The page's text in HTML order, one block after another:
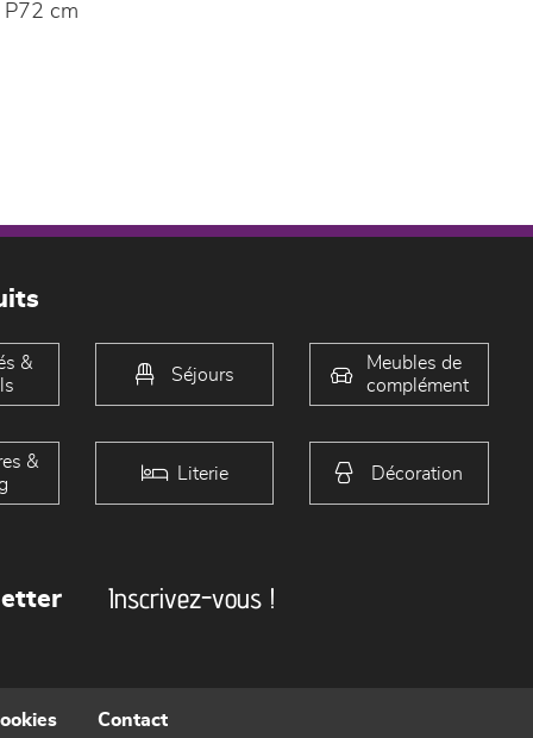
cm
&
Séjours
Meubles de
complément
&
Literie Décoration
Inscrivez-vous !
Contact